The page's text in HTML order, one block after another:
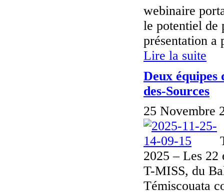
webinaire
le potentiel de
présentation a
Lire la suite
Deux équipes
des-Sources
25 Novembre
2025 – Les
T-MISS, du
Témiscouata